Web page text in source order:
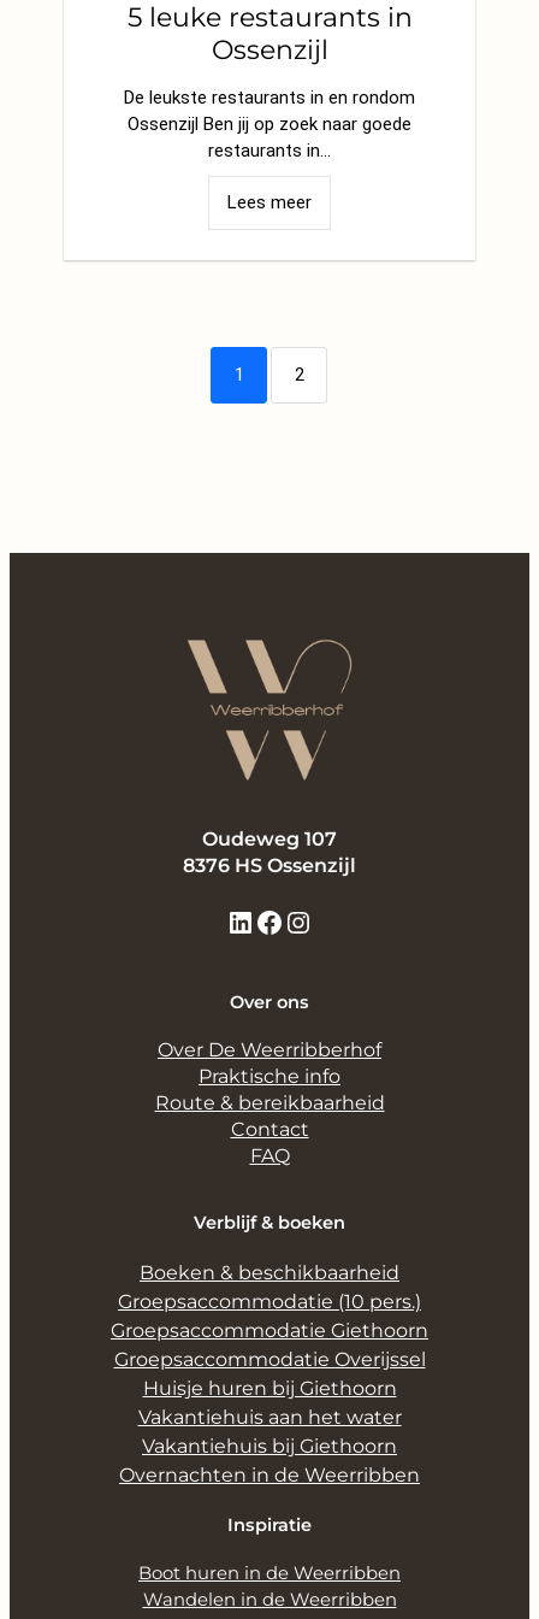
5 leuke restaurants in
Ossenzijl
De leukste restaurants in en rondom
Ossenzijl Ben jij op zoek naar goede
restaurants in…
Lees meer
1 2
Oudeweg 107
8376 HS Ossenzijl
Over ons
Over De Weerribberhof
Praktische info
Route & bereikbaarheid
Contact
FAQ
Verblijf & boeken
Boeken & beschikbaarheid
Groepsaccommodatie (10 pers.)
Groepsaccommodatie Giethoorn
Groepsaccommodatie Overijssel
Huisje huren bij Giethoorn
Vakantiehuis aan het water
Vakantiehuis bij Giethoorn
Overnachten in de Weerribben
Inspiratie
Boot huren in de Weerribben
Wandelen in de Weerribben